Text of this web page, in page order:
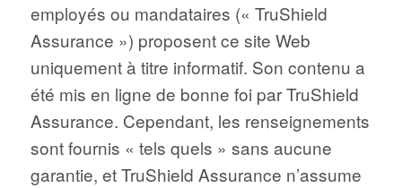
employés ou mandataires (« TruShield
Assurance ») proposent ce site Web
uniquement à titre informatif. Son contenu a
été mis en ligne de bonne foi par TruShield
Assurance. Cependant, les renseignements
sont fournis « tels quels » sans aucune
garantie, et TruShield Assurance n’assume